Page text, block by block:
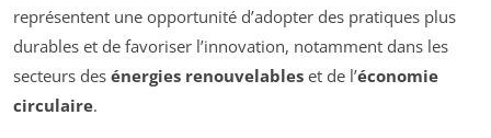
représentent une opportunité d’adopter des pratiques plus
durables et de favoriser l’innovation, notamment dans les
secteurs des énergies renouvelables et de l’économie
circulaire.